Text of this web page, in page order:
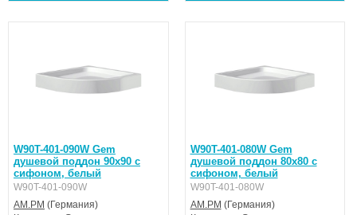
W90T-401-090W Gem
душевой поддон 90х90 с
сифоном, белый
W90T-401-090W
AM.PM (Германия)
W90T-401-080W Gem
душевой поддон 80х80 с
сифоном, белый
W90T-401-080W
AM.PM (Германия)